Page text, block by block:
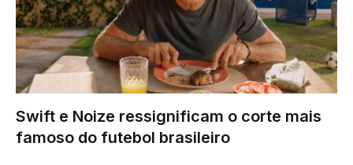
Swift e Noize ressignificam o corte mais
famoso do futebol brasileiro